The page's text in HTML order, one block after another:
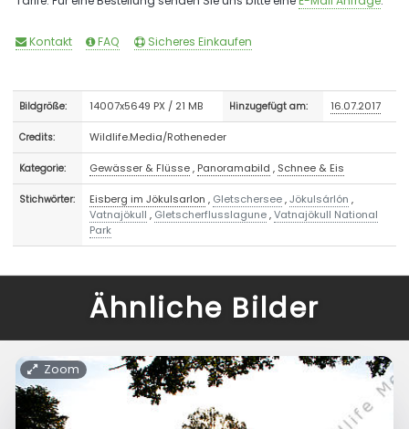
Kontakt FAQ Sicheres Einkaufen
Bildgröße: 14007x5649 PX / 21 MB Hinzugefügt am: 16.07.2017
Credits: Wildlife.Media/Rotheneder
Kategorie: Gewässer & Flüsse, Panoramabild , Schnee & Eis
Stichwörter: Eisberg im Jökulsarlon , Gletschersee,Jökulsárlón ,
Vatnajökull , Gletscherflusslagune,Vatnajökull National
Park
Ähnliche Bilder
Zoom